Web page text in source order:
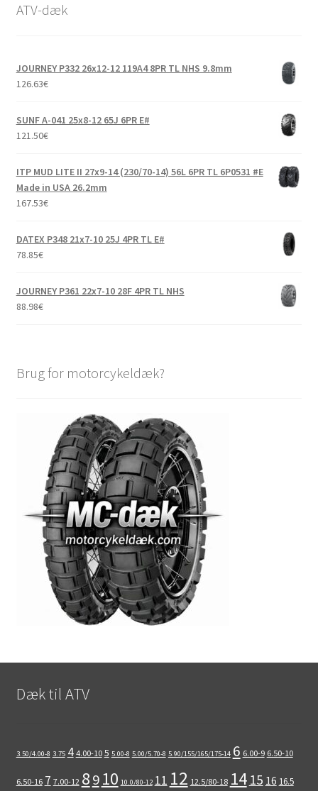
ATV-dæk
JOURNEY P332 26x12-12 119A4 8PR TL NHS 9.8mm
126.63€
SUNF A-041 25x8-12 65J 6PR E#
121.50€
ITP MUD LITE II 27x9-14 (230/70-14) 56L 6PR TL 6P0531 #E
Made in USA 26.2mm
167.53€
DATEX P348 21x7-10 25J 4PR TL E#
78.85€
JOURNEY P361 22x7-10 28F 4PR TL NHS
88.98€
Brug for motorcykeldæk?
Dæk til ATV
3.50/4.00-8 3.75 4 4.00-10 5 5.00-8 5.00/5.70-8 5.90/155/165/175-14 6 6.00-9 6.50-10
6.50-16 7 7.00-12 89 10 10.0/80-12 11 12 12.5/80-18 14 15 16 16.5